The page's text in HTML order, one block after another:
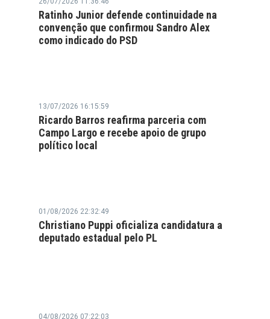
Ratinho Junior defende continuidade na
convenção que confirmou Sandro Alex
como indicado do PSD
13/07/2026 16:15:59
Ricardo Barros reafirma parceria com
Campo Largo e recebe apoio de grupo
político local
01/08/2026 22:32:49
Christiano Puppi oficializa candidatura a
deputado estadual pelo PL
04/08/2026 07:22:03